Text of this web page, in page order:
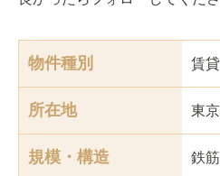
物件種別 賃
所在地 東
規模・構造 鉄